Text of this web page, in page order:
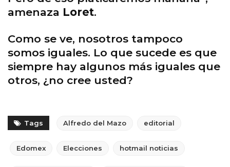
amenaza Loret.
Como se ve, nosotros tampoco
somos iguales. Lo que sucede es que
siempre hay algunos más iguales que
otros, ¿no cree usted?
Tags Alfredo del Mazo editorial
Edomex Elecciones hotmail noticias